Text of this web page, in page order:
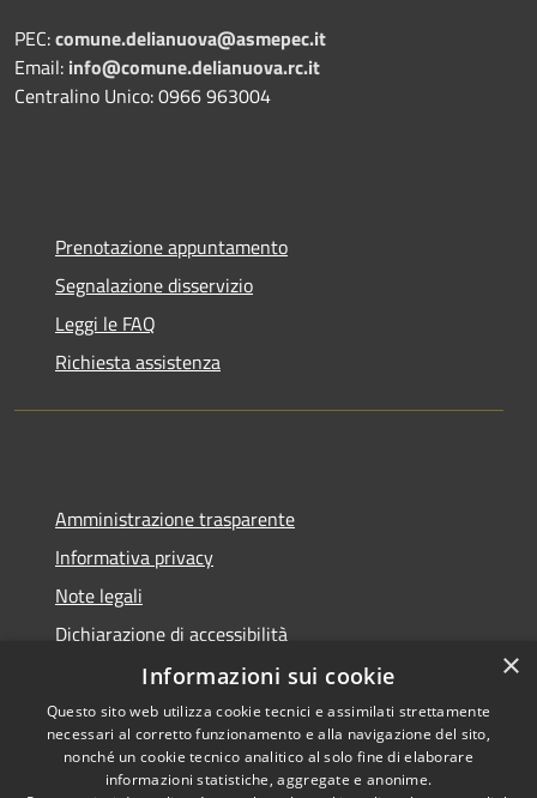
PEC:comune.delianuova@asmepec.it
Email: info@comune.delianuova.rc.it
Centralino Unico: 0966 963004
Prenotazione appuntamento
Segnalazione disservizio
Leggi le FAQ
Richiesta assistenza
Amministrazione trasparente
Informativa privacy
Note legali
Dichiarazione di accessibilità
Accessibilità
Copyright © 2026 • Comune di
Delianuova • Powered by
×
Informazioni sui cookie
Questo sito web utilizza cookie tecnici e assimilati strettamente
necessari al corretto funzionamento e alla navigazione del sito,
nonché un cookie tecnico analitico al solo fine di elaborare
informazioni statistiche, aggregate e anonime.